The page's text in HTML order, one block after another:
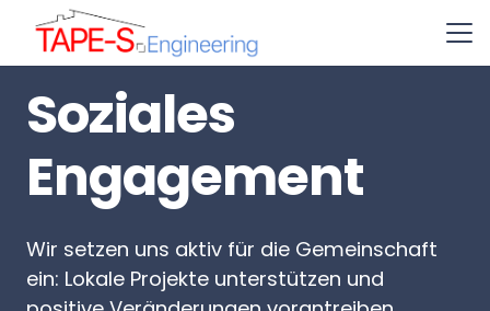
Soziales
Engagement
Wir setzen uns aktiv für die Gemeinschaft
ein: Lokale Projekte unterstützen und